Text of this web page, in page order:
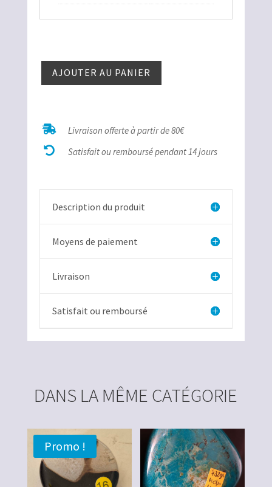
quantité
argent
AJOUTER AU PANIER
 Livraison offerte à partir de 80€
 Satisfait ou remboursé pendant 14 jours
Description du produit
Moyens de paiement
Livraison
Satisfait ou remboursé
DANS LA MÊME CATÉGORIE
Promo !